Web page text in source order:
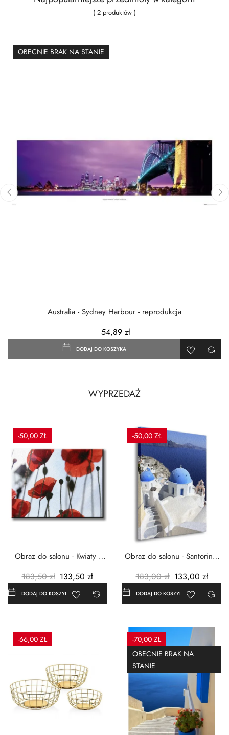
( 2 produktów )
OBECNIE BRAK NA STANIE
Australia - Sydney Harbour - reprodukcja
54,89 zł
DODAJ DO KOSZYKA
WYPRZEDAŻ
-50,00 ZŁ
Obraz do salonu - Kwiaty -
183,50 zł 133,50 zł
DODAJ DO KOSZYKA
-50,00 ZŁ
Obraz do salonu - Santorini -
183,00 zł 133,00 zł
DODAJ DO KOSZYKA
-66,00 ZŁ
-70,00 ZŁ
OBECNIE BRAK NA
STANIE